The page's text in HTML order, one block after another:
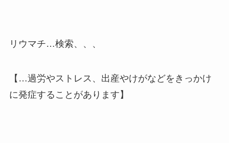
リウマチ…検索、、、
【…過労やストレス、出産やけがなどをきっかけ
に発症することがあります】